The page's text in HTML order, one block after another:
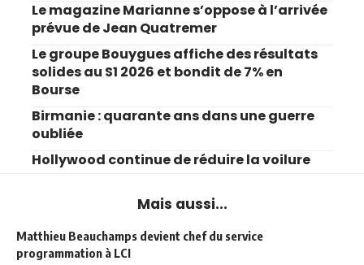
Le magazine Marianne s’oppose à l’arrivée
prévue de Jean Quatremer
Le groupe Bouygues affiche des résultats
solides au S1 2026 et bondit de 7% en
Bourse
Birmanie : quarante ans dans une guerre
oubliée
Hollywood continue de réduire la voilure
Mais aussi...
Matthieu Beauchamps devient chef du service
programmation à LCI